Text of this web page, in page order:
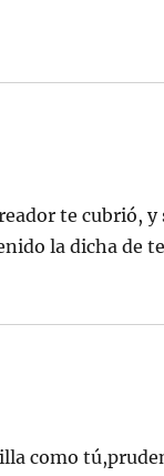
te cubrió,
la dicha de
como